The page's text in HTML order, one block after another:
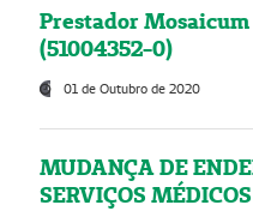
Prestador
(51004352-0)
01 de Outubro de 2020
MUDANÇA DE
SERVIÇOS